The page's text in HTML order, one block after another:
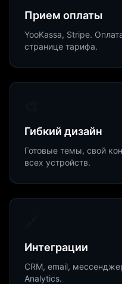
Прием оплаты
YooKassa, Stripe.
странице тарифа.
Гибкий дизайн
Готовые темы, свой
всех устройств.
Интеграции
CRM, email,
Analytics.